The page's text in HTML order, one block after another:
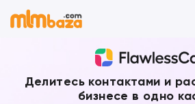
Делитесь контактами и
бизнесе в одно